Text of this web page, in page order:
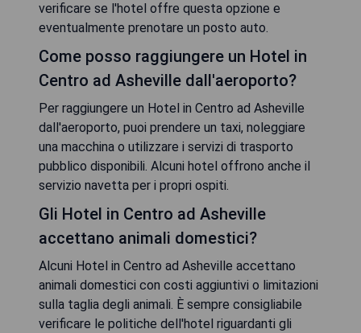
verificare se l'hotel offre questa opzione e
eventualmente prenotare un posto auto.
Come posso raggiungere un Hotel in
Centro ad Asheville dall'aeroporto?
Per raggiungere un Hotel in Centro ad Asheville
dall'aeroporto, puoi prendere un taxi, noleggiare
una macchina o utilizzare i servizi di trasporto
pubblico disponibili. Alcuni hotel offrono anche il
servizio navetta per i propri ospiti.
Gli Hotel in Centro ad Asheville
accettano animali domestici?
Alcuni Hotel in Centro ad Asheville accettano
animali domestici con costi aggiuntivi o limitazioni
sulla taglia degli animali. È sempre consigliabile
verificare le politiche dell'hotel riguardanti gli